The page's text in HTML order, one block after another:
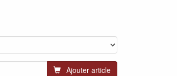
Ajouter article